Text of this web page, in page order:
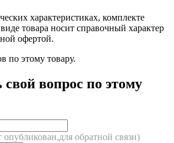
характеристиках, комплекте
товара носит справочный характер
офертой.
по этому товару.
свой вопрос по этому
опубликован,для обратной связи)